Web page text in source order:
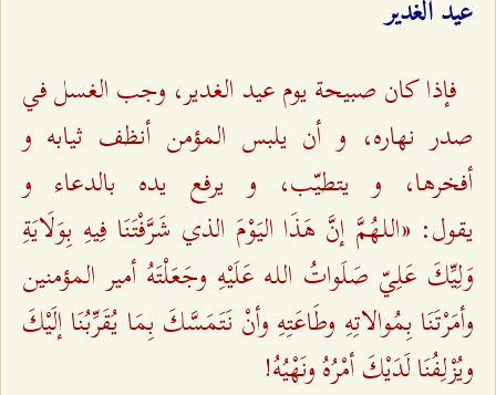
عيد الغدير
فإذا كان صبيحة يوم عيد الغدير، وجب الغسل في
صدر نهاره، و أن يلبس المؤمن أنظف ثيابه و
أفخرها، و يتطيّب، و يرفع يده بالدعاء و
يقول: «اللـهُمَّ إنَّ هَذَا اليَوْمَ الذي شَرَّفْتَنَا فِيهِ بِوَلَايَةِ
وَلِيِّكَ عَلِيّ صَلَواتُ اللـه عَلَيْهِ وجَعَلْتَهُ أمير المؤمنين
وأمَرْتَنَا بِمُوالاتِهِ وطَاعَتِهِ وأنْ نَتَمَسَّكَ بِمَا يُقَرِّبُنَا إلَيْكَ
ويُزْلِفُنَا لَدَيْكَ أمْرُهُ ونَهْيُهُ!